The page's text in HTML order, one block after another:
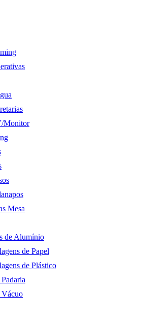
Monitor
Mesa
de Alumínio
de Papel
de Plástico
Padaria
Vácuo